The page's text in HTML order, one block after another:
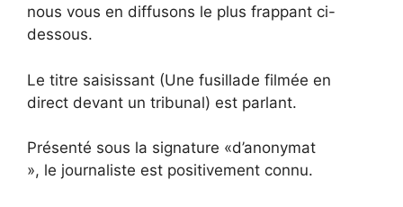
nous vous en diffusons le plus frappant ci-
dessous.
Le titre saisissant (Une fusillade filmée en
direct devant un tribunal) est parlant.
Présenté sous la signature «d’anonymat
», le journaliste est positivement connu.